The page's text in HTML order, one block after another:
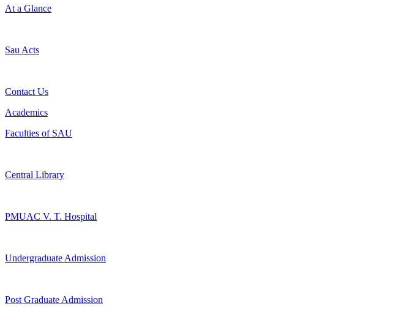
At a Glance
Sau Acts
Contact Us
Academics
Faculties of SAU
Central Library
PMUAC V. T. Hospital
Undergraduate Admission
Post Graduate Admission